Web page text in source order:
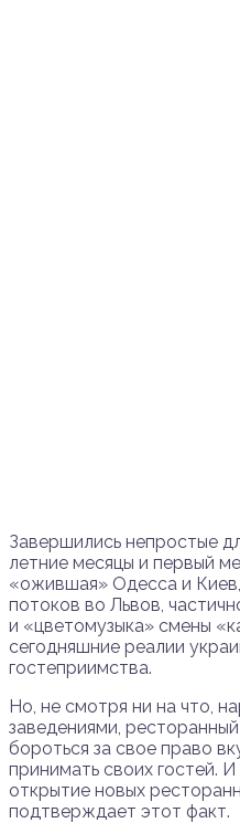
Завершились непростые
летние месяцы и первый
«ожившая» Одесса и
потоков во Львов,
и «цветомузыка» смены
сегодняшние реалии
гостеприимства.
Но, не смотря ни на что,
заведениями,
бороться за свое право
принимать своих гостей.
открытие новых
подтверждает этот факт.